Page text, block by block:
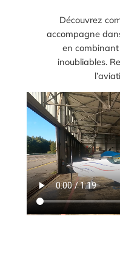
Découvrez
accompagne
en
inoubliables.